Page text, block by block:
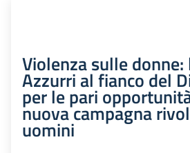
Violenza sulle donne:
Azzurri al fianco del
per le pari
nuova campagna
uomini